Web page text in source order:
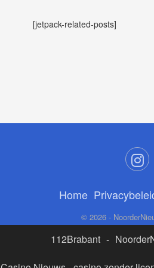
[jetpack-related-posts]
Home
© 2026 -
112Brabant -